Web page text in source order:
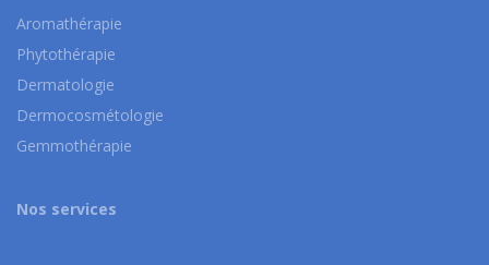
Aromathérapie
Phytothérapie
Dermatologie
Dermocosmétologie
Gemmothérapie
Nos services